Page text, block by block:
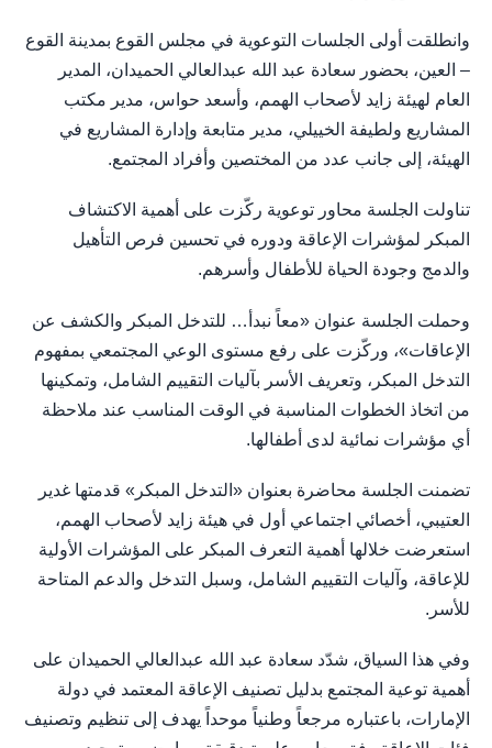
وانطلقت أولى الجلسات التوعوية في مجلس القوع بمدينة القوع
– العين، بحضور سعادة عبد الله عبدالعالي الحميدان، المدير
العام لهيئة زايد لأصحاب الهمم، وأسعد حواس، مدير مكتب
المشاريع ولطيفة الخييلي، مدير متابعة وإدارة المشاريع في
الهيئة، إلى جانب عدد من المختصين وأفراد المجتمع.
تناولت الجلسة محاور توعوية ركّزت على أهمية الاكتشاف
المبكر لمؤشرات الإعاقة ودوره في تحسين فرص التأهيل
والدمج وجودة الحياة للأطفال وأسرهم.
وحملت الجلسة عنوان «معاً نبدأ… للتدخل المبكر والكشف عن
الإعاقات»، وركّزت على رفع مستوى الوعي المجتمعي بمفهوم
التدخل المبكر، وتعريف الأسر بآليات التقييم الشامل، وتمكينها
من اتخاذ الخطوات المناسبة في الوقت المناسب عند ملاحظة
أي مؤشرات نمائية لدى أطفالها.
تضمنت الجلسة محاضرة بعنوان «التدخل المبكر» قدمتها غدير
العتيبي، أخصائي اجتماعي أول في هيئة زايد لأصحاب الهمم،
استعرضت خلالها أهمية التعرف المبكر على المؤشرات الأولية
للإعاقة، وآليات التقييم الشامل، وسبل التدخل والدعم المتاحة
للأسر.
وفي هذا السياق، شدّد سعادة عبد الله عبدالعالي الحميدان على
أهمية توعية المجتمع بدليل تصنيف الإعاقة المعتمد في دولة
الإمارات، باعتباره مرجعاً وطنياً موحداً يهدف إلى تنظيم وتصنيف